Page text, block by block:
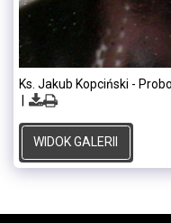
Ks. Jakub Kopciński -
WIDOK GALERII